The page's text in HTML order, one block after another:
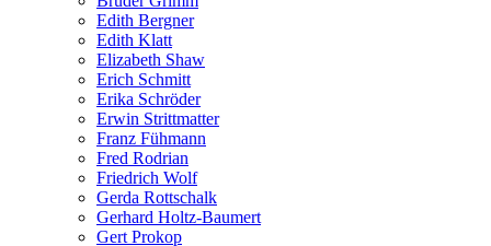
Edith Bergner
Edith Klatt
Elizabeth Shaw
Erich Schmitt
Erika Schröder
Erwin Strittmatter
Franz Fühmann
Fred Rodrian
Friedrich Wolf
Gerda Rottschalk
Gerhard Holtz-Baumert
Gert Prokop